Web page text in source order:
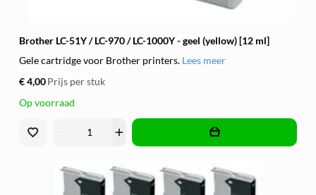
Brother LC-51Y / LC-970 / LC-1000Y - geel (yellow) [12 ml]
Gele cartridge voor Brother printers. Lees meer
€ 4,00Prijs per stuk
Op voorraad
add